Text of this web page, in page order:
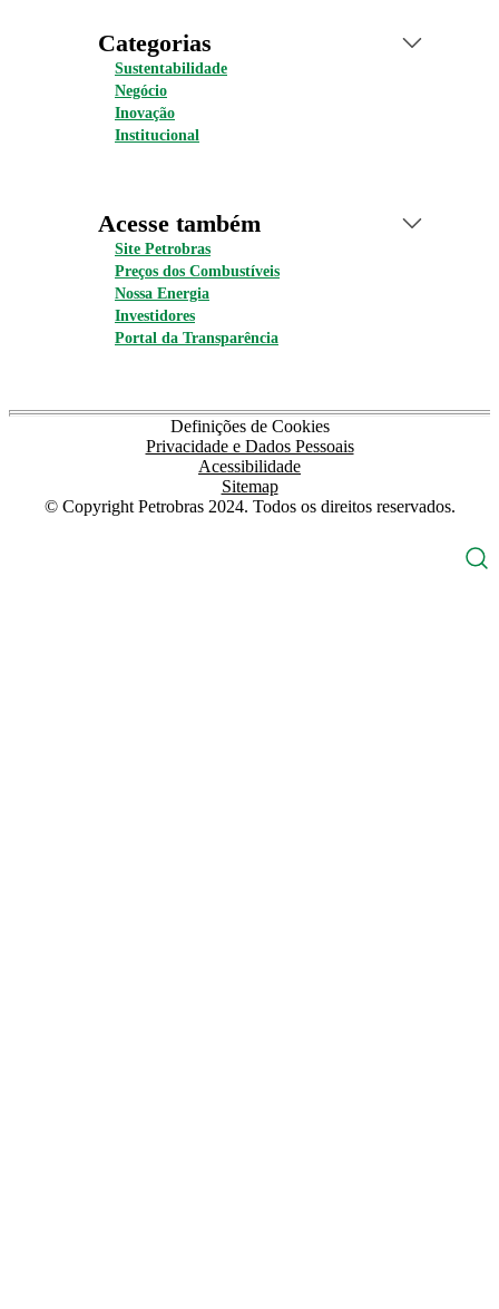
Categorias
Sustentabilidade
Negócio
Inovação
Institucional
Acesse também
Site Petrobras
Preços dos Combustíveis
Nossa Energia
Investidores
Portal da Transparência
Definições de Cookies
Privacidade e Dados Pessoais
Acessibilidade
Sitemap
© Copyright Petrobras 2024. Todos os direitos reservados.